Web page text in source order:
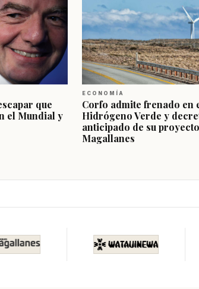
que
el Mundial y
ECONOMÍA
Corfo admite frenado en
Hidrógeno Verde y
anticipado de su
Magallanes